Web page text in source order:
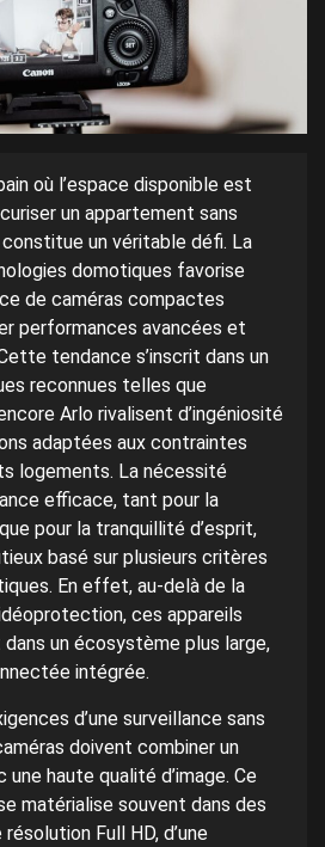
où l’espace disponible est
un appartement sans
constitue un véritable défi. La
domotiques favorise
de caméras compactes
performances avancées et
tendance s’inscrit dans un
reconnues telles que
Arlo rivalisent d’ingéniosité
adaptées aux contraintes
logements. La nécessité
efficace, tant pour la
pour la tranquillité d’esprit,
basé sur plusieurs critères
En effet, au-delà de la
ces appareils
un écosystème plus large,
intégrée.
d’une surveillance sans
doivent combiner un
haute qualité d’image. Ce
matérialise souvent dans des
Full HD, d’une